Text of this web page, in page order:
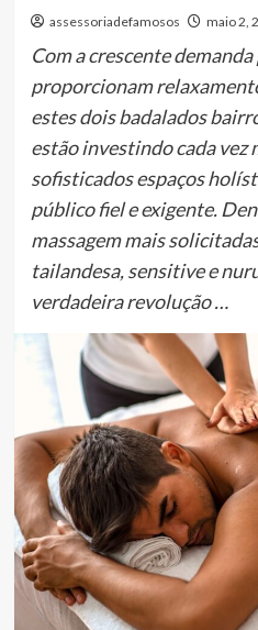
assessoriadefamosos maio 2,
Com a crescente
proporcionam
estes dois badalados
estão investindo cada vez
sofisticados espaços
público fiel e exigente.
massagem mais
tailandesa, sensitive e
verdadeira revolução …